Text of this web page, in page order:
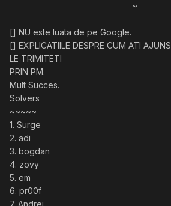
~
[] NU este luata de pe Google.
[] EXPLICATIILE DESPRE CUM ATI
LE TRIMITETI
PRIN PM.
Mult Succes.
Solvers
~~~~~
1. Surge
2. adi
3. bogdan
4. zovy
5. em
6. pr00f
7. Andrei